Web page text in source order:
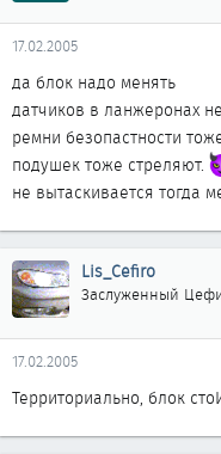
17.02.2005
да блок надо менять
датчиков в ланжеронах
ремни безопастности
подушек тоже стреляют.
не вытаскивается тогда
Lis_Cefiro
Заслуженный
17.02.2005
Территориально, блок